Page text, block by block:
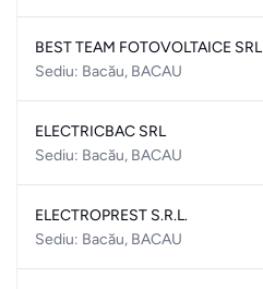
BEST TEAM FOTOVOLTAICE SRL
Sediu: Bacău, BACAU
ELECTRICBAC SRL
Sediu: Bacău, BACAU
ELECTROPREST S.R.L.
Sediu: Bacău, BACAU